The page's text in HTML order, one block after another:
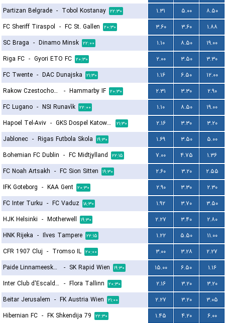
Partizan Belgrade - Tobol Kostanay ۲۲:۳۰ ۱.۳۱ ۵.۰۰
۸.۵۰
FC Sheriff Tiraspol - FC St. Gallen ۲۰:۳۰ ۳.۶۰ ۳.۶۰
۱.۸۸
SC Braga - Dinamo Minsk ۲۲:۰۰ ۱.۱۰ ۸.۵۰
۱۹.۰۰
Riga FC - Gyori ETO FC ۲۰:۳۰ ۲.۰۰ ۳.۵۰
۳.۳۰
FC Twente - DAC Dunajska ۲۱:۳۰ ۱.۱۶ ۶.۵۰
۱۲.۰۰
Rakow Czestochowa
- Hammarby IF ۲۰:۳۰ ۲.۳۱ ۳.۳۰
۲.۹۰
FC Lugano - NSI Runavík ۲۲:۰۰ ۱.۱۰ ۸.۵۰
۱۹.۰۰
Hapoel Tel-Aviv - GKS Dospel Katowice ۲۱:۳۰ ۲.۱۶ ۳.۳۰
۳.۲۰
Jablonec - Rigas Futbola Skola ۱۹:۳۰ ۱.۶۹ ۳.۵۰
۵.۰۰
Bohemian FC Dublin - FC Midtjylland ۲۲:۱۵ ۷.۰۰ ۴.۷۵
۱.۳۶
FC Noah Artsakh - FC Sion Sitten ۱۹:۳۰ ۲.۶۰ ۳.۲۰
۲.۵۵
IFK Goteborg - KAA Gent ۲۰:۳۰ ۲.۹۰ ۳.۳۰
۲.۳۰
FC Inter Turku - FC Vaduz ۱۸:۳۰ ۱.۹۲ ۳.۷۰
۳.۵۰
HJK Helsinki - Motherwell ۱۹:۳۰ ۲.۲۷ ۳.۴۰
۲.۸۰
HNK Rijeka - Ilves Tampere ۲۲:۱۵ ۱.۲۲ ۵.۵۰
۱۱.۰۰
CFR 1907 Cluj - Tromso IL ۲۰:۰۰ ۳.۰۰ ۳.۲۸
۲.۲۷
Paide Linnameeskond
- SK Rapid Wien ۱۹:۳۰ ۱۵.۰۰ ۶.۵۰
۱.۱۶
Inter Club d'Escaldes - Flora Tallinn ۲۰:۳۰ ۲.۱۶ ۳.۲۰
۳.۲۰
Beitar Jerusalem - FK Austria Wien ۲۱:۰۰ ۲.۲۷ ۳.۲۰
۳.۰۵
Hibernian FC - FK Shkendija 79 ۲۲:۳۰ ۱.۴۵ ۴.۲۰
۶.۰۰